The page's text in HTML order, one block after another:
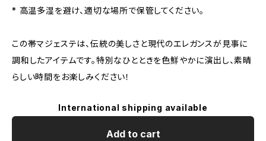
* 高温多湿を避け、適切な場所で保管してください。
この帯マジェステは、伝統の美しさと現代のエレガンスが見事に
調和したアイテムです。特別なひとときを色鮮やかに演出し、素晴
らしい時間をお楽しみください！
International shipping available
Add to cart